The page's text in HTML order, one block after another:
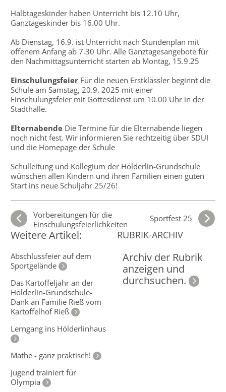
Halbtageskinder haben Unterricht bis 12.10 Uhr,
Ganztageskinder bis 16.00 Uhr.
Ab Dienstag, 16.9. ist Unterricht nach Stundenplan mit
offenem Anfang ab 7.30 Uhr. Alle Ganztagesangebote für
den Nachmittagsunterricht starten ab Montag, 15.9.25
Einschulungsfeier Für die neuen Erstklässler beginnt die
Schule am Samstag, 20.9. 2025 mit einer
Einschulungsfeier mit Gottesdienst um 10.00 Uhr in der
Stadthalle.
Elternabende Die Termine für die Elternabende liegen
noch nicht fest. Wir informieren Sie rechtzeitig über SDUI
und die Homepage der Schule
Schulleitung und Kollegium der Hölderlin-Grundschule
wünschen allen Kindern und ihren Familien einen guten
Start ins neue Schuljahr 25/26!
Vorbereitungen für die
Einschulungsfeierlichkeiten
Sportfest 25
Weitere Artikel:
Abschlussfeier auf dem
Sportgelände
Das Kartoffeljahr an der
Hölderlin-Grundschule-
Dank an Familie Rieß vom
Kartoffelhof Rieß
Lerngang ins Hölderlinhaus
Mathe - ganz praktisch!
Jugend trainiert für
Olympia
RUBRIK-ARCHIV
Archiv der Rubrik
anzeigen und
durchsuchen.